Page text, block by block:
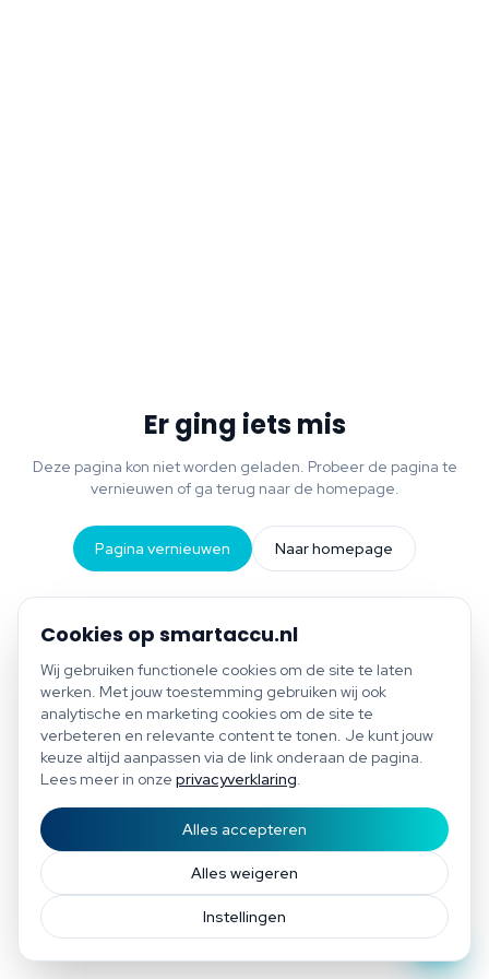
Bespaar tot €1.200 per jaar
Gratis scan of plan direct een afspraak
Cookies op smartaccu.nl
Wij gebruiken functionele cookies om de site te laten
werken. Met jouw toestemming gebruiken wij ook
analytische en marketing cookies om de site te
verbeteren en relevante content te tonen. Je kunt jouw
keuze altijd aanpassen via de link onderaan de pagina.
Lees meer in onze privacyverklaring.
Instellingen
Alles weigeren
Alles accepteren
Er ging iets mis
Deze pagina kon niet worden geladen. Probeer de pagina te
vernieuwen of ga terug naar de homepage.
Pagina vernieuwen Naar homepage